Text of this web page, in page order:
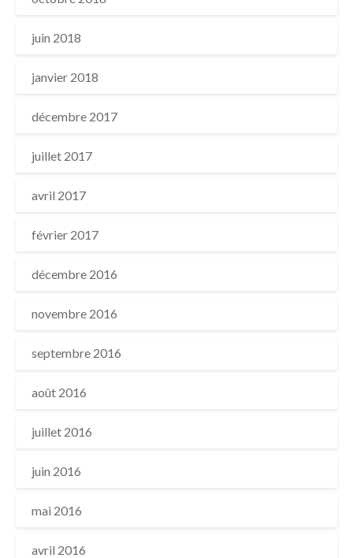
juin 2018
janvier 2018
décembre 2017
juillet 2017
avril 2017
février 2017
décembre 2016
novembre 2016
septembre 2016
août 2016
juillet 2016
juin 2016
mai 2016
avril 2016